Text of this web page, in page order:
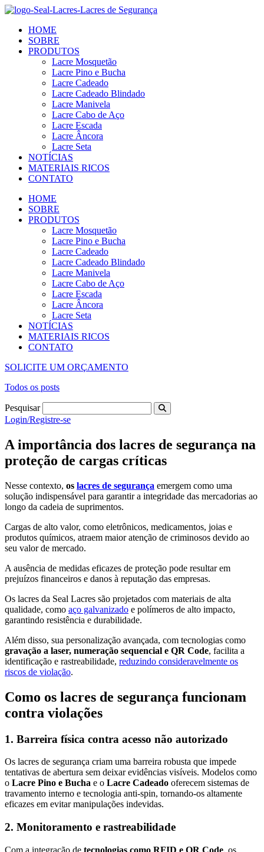
Ir
conteúdo
HOME
SOBRE
PRODUTOS
Lacre Mosquetão
Lacre Pino e Bucha
Lacre Cadeado
Lacre Cadeado Blindado
Lacre Manivela
Lacre Cabo de Aço
Lacre Escada
Lacre Âncora
Lacre Seta
NOTÍCIAS
MATERIAIS RICOS
CONTATO
HOME
SOBRE
PRODUTOS
Lacre Mosquetão
Lacre Pino e Bucha
Lacre Cadeado
Lacre Cadeado Blindado
Lacre Manivela
Lacre Cabo de Aço
Lacre Escada
Lacre Âncora
Lacre Seta
NOTÍCIAS
MATERIAIS RICOS
CONTATO
SOLICITE UM ORÇAMENTO
Todos os posts
Pesquisar
Login/Registre-se
A importância dos lacres de segurança na
proteção de cargas críticas
Nesse contexto, os lacres de segurança emergem como uma
solução indispensável para garantir a integridade das mercadorias ao
longo da cadeia de suprimentos.
Cargas de alto valor, como eletrônicos, medicamentos, joias e
produtos químicos, atraem maior atenção de criminosos devido ao
seu valor de mercado.
A ausência de medidas eficazes de proteção pode resultar em
prejuízos financeiros e danos à reputação das empresas.
Os lacres da Seal Lacres são projetados com materiais de alta
qualidade, como aço galvanizado e polímeros de alto impacto,
garantindo resistência e durabilidade.
Além disso, sua personalização avançada, com tecnologias como
gravação a laser, numeração sequencial e QR Code, facilita a
identificação e rastreabilidade, reduzindo consideravelmente os
riscos de violação.
Como os lacres de segurança funcionam
contra violações
1. Barreira física contra acesso não autorizado
Os lacres de segurança criam uma barreira robusta que impede
tentativas de abertura sem deixar evidências visíveis. Modelos como
o Lacre Pino e Bucha e o Lacre Cadeado oferecem sistemas de
travamento interno e tecnologia anti-spin, tornando-os altamente
eficazes em evitar manipulações indevidas.
2. Monitoramento e rastreabilidade
Com a integração de tecnologias como RFID e QR Code, os